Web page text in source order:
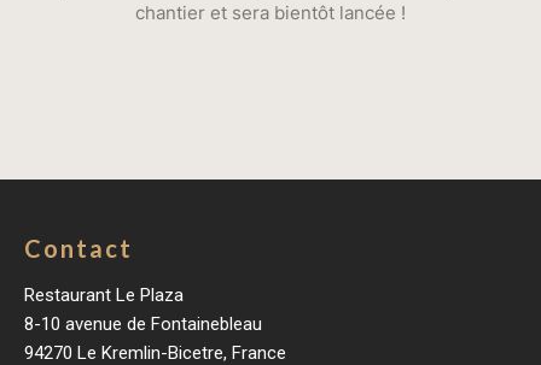
chantier et sera bientôt lancée !
Contact
Restaurant Le Plaza
8-10 avenue de Fontainebleau
94270 Le Kremlin-Bicetre, France